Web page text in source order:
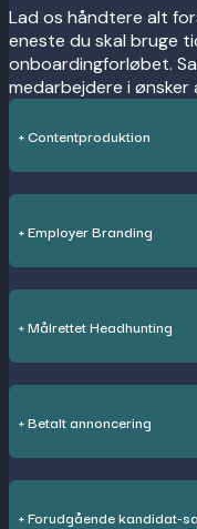
Lad os håndtere alt
eneste du skal bruge
onboardingforløbet.
medarbejdere i
+ Contentproduktion
+ Employer Branding
+ Målrettet Headhunting
+ Betalt annoncering
+ Forudgående kandidat-